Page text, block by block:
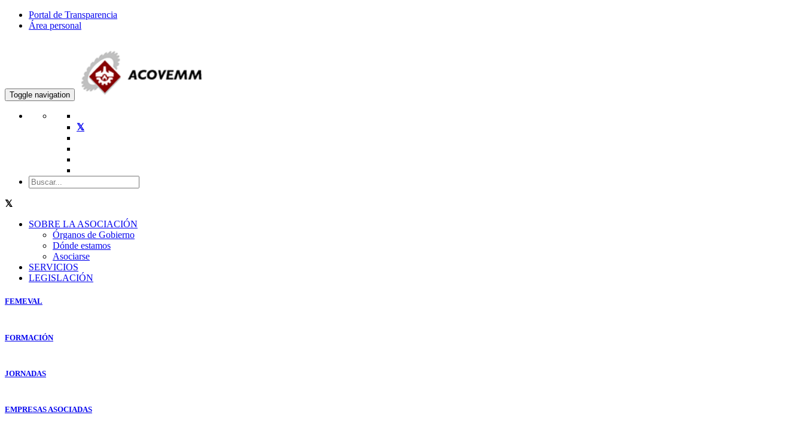
Portal de Transparencia
Área personal
Toggle navigation
SOBRE LA ASOCIACIÓN
Órganos de Gobierno
Dónde estamos
Asociarse
SERVICIOS
LEGISLACIÓN
FEMEVAL
FORMACIÓN
JORNADAS
EMPRESAS ASOCIADAS